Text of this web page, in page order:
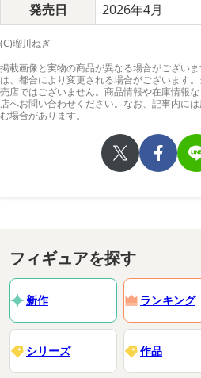
発売日
2026年4月
(C)瑠川ねぎ
掲載画像と実物の商品が異なる場合がござい
は、都合により変更される場合がございます
売店ではございません。商品情報や在庫情報
店へお問い合わせください。なお、記事内に
む場合があります。
フィギュアを探す
新作 ランキング
シリーズ 作品